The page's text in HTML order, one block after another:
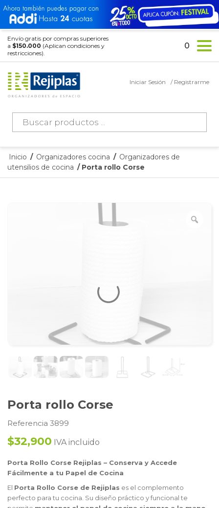
Envío gratis por compras superiores
a $150.000 (Aplican condiciones y
restricciones).
Búsqueda
productos
Iniciar Sesión / Registrarme
0
Inicio / Organizadores cocina / Organizadores de
utensilios de cocina / Porta rollo Corse
Porta rollo Corse
Referencia 3899
$32,900 IVA incluido
Porta Rollo Corse Rejiplas – Conserva y Accede
Fácilmente a tu Papel de Cocina
El Porta Rollo Corse de Rejiplas es el complemento
perfecto para tu cocina. Su diseño práctico y funcional te